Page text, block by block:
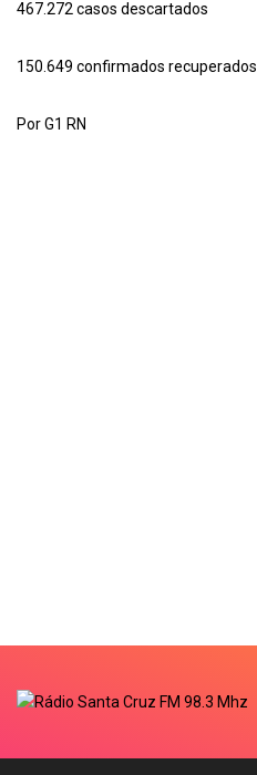
467.272 casos descartados
150.649 confirmados recuperados
Por G1 RN